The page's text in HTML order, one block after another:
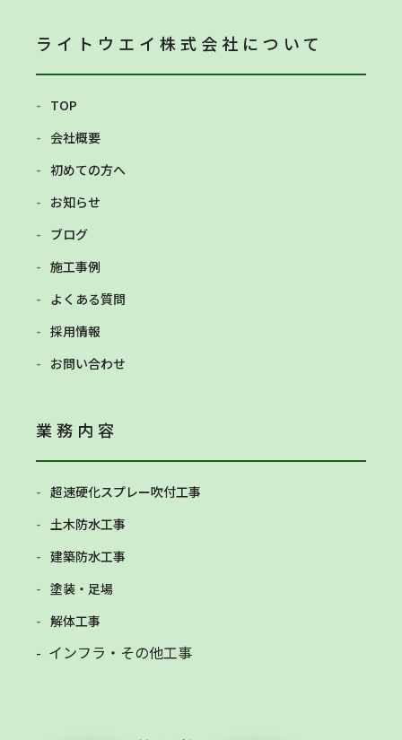
ライトウエイ株式会社 について
TOP
会社概要
初めての方へ
お知らせ
ブログ
施工事例
よくある質問
採用情報
お問い合わせ
業務内容
超速硬化スプレー吹付工事
土木防水工事
建築防水工事
塗装・足場
解体工事
- インフラ・その他工事